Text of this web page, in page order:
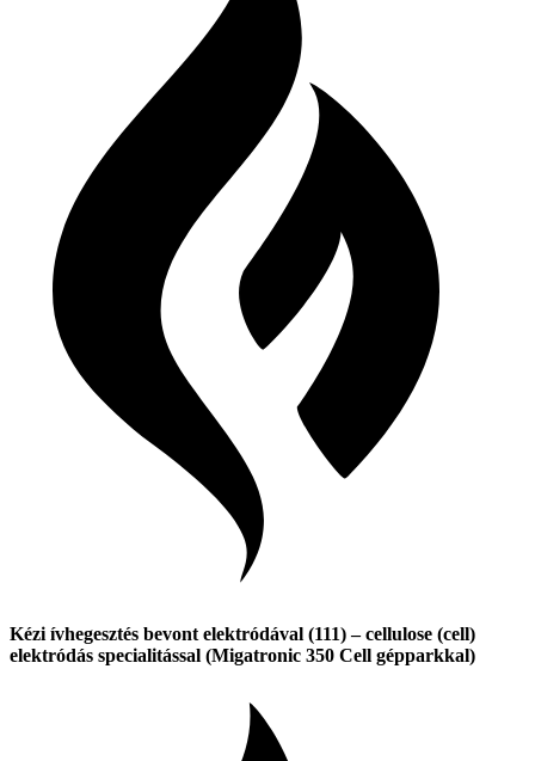
Kézi ívhegesztés bevont elektródával (111) – cellulose (cell)
elektródás specialitással (Migatronic 350 Cell gépparkkal)